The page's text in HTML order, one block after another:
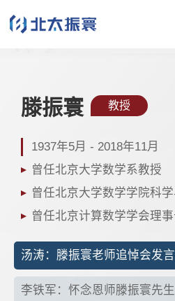
滕振寰 教授
1937年5月 - 2018年11月
曾任北京大学数学系教授
曾任北京大学数学学院科
曾任北京计算数学学会理
汤涛：滕振寰老师追悼会发
李铁军：怀念恩师滕振寰先生